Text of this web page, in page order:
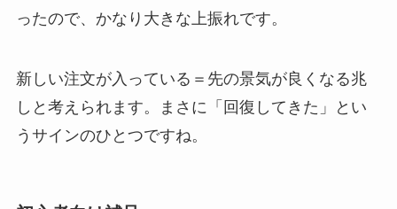
ったので、かなり大きな上振れです。
新しい注文が入っている＝先の景気が良くなる兆
しと考えられます。まさに「回復してきた」とい
うサインのひとつですね。